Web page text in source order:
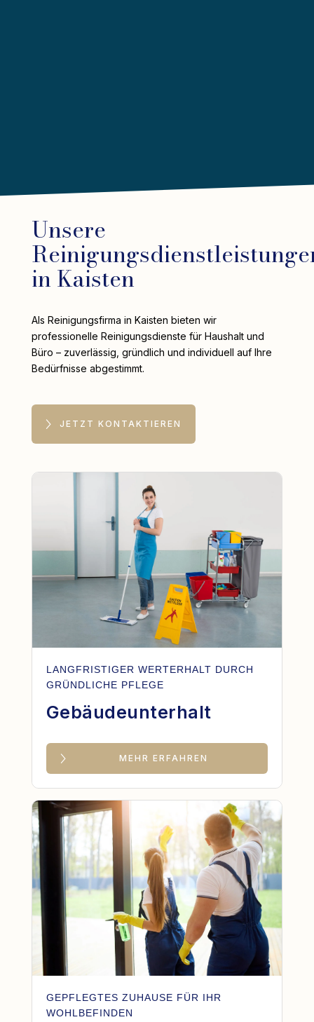
Unsere
in Kaisten
Als Reinigungsfirma in Kaisten bieten wir
professionelle Reinigungsdienste für Haushalt und
Büro – zuverlässig, gründlich und individuell auf Ihre
Bedürfnisse abgestimmt.
JETZT KONTAKTIEREN
LANGFRISTIGER WERTERHALT DURCH
GRÜNDLICHE PFLEGE
Gebäudeunterhalt
MEHR ERFAHREN
GEPFLEGTES ZUHAUSE FÜR IHR
WOHLBEFINDEN